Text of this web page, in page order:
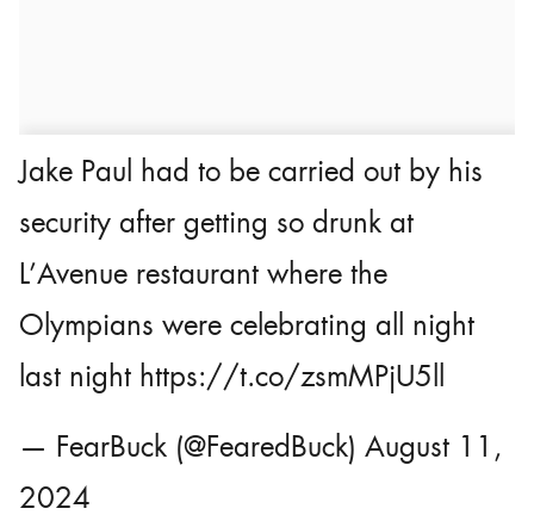
Jake Paul had to be carried out by his
security after getting so drunk at
L’Avenue restaurant where the
Olympians were celebrating all night
last night https://t.co/zsmMPjU5ll
— FearBuck (@FearedBuck) August 11,
2024